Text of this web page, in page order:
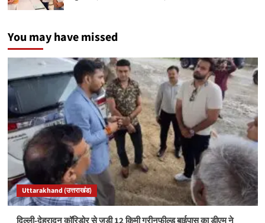
You may have missed
Uttarakhand (उत्तराखंड)